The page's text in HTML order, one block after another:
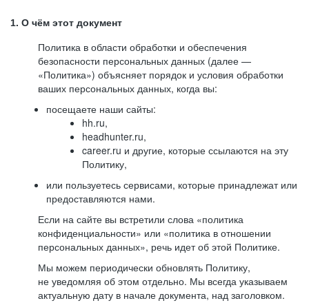
1. О чём этот документ
Политика в области обработки и обеспечения
безопасности персональных данных (далее —
«Политика») объясняет порядок и условия обработки
ваших персональных данных, когда вы:
посещаете наши сайты:
hh.ru,
headhunter.ru,
career.ru и другие, которые ссылаются на эту
Политику,
или пользуетесь сервисами, которые принадлежат или
предоставляются нами.
Если на сайте вы встретили слова «политика
конфиденциальности» или «политика в отношении
персональных данных», речь идет об этой Политике.
Мы можем периодически обновлять Политику,
не уведомляя об этом отдельно. Мы всегда указываем
актуальную дату в начале документа, над заголовком.